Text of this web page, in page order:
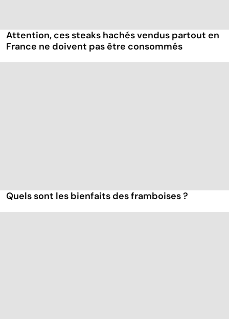
Attention, ces steaks hachés vendus partout en
France ne doivent pas être consommés
Quels sont les bienfaits des framboises ?